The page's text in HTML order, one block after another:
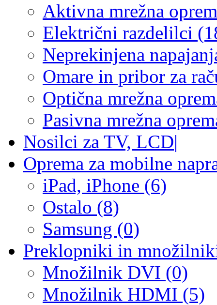
Aktivna mrežna
Električni razdelilci
Neprekinjena
Omare in pribor za
Optična mrežna
Pasivna mrežna
Nosilci za TV, LCD|
Oprema za mobilne
iPad, iPhone (6)
Ostalo (8)
Samsung (0)
Preklopniki in
Množilnik DVI (0)
Množilnik HDMI (5)